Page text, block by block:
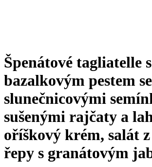
Špenátové tagliatelle s
bazalkovým pestem se
slunečnicovými
sušenými rajčaty a
oříškový krém, salát z
řepy s granátovým